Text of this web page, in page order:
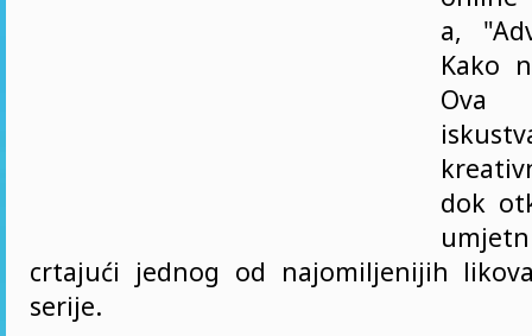
a,
Kako
Ova
dok
crtajući jednog od najomiljenijih
serije.